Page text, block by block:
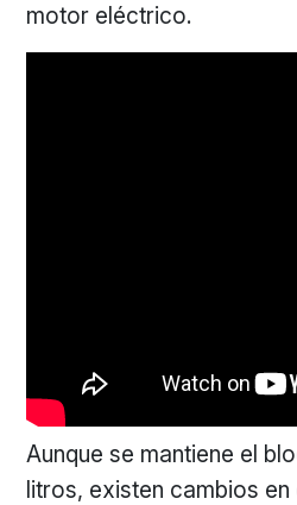
motor eléctrico.
Aunque se mantiene el
litros, existen cambios